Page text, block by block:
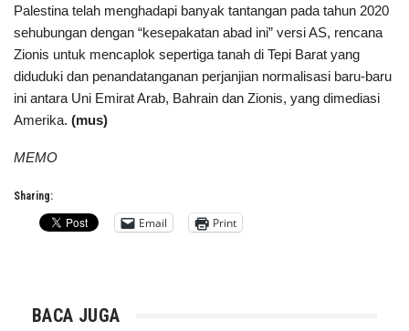
Palestina telah menghadapi banyak tantangan pada tahun 2020
sehubungan dengan “kesepakatan abad ini” versi AS, rencana
Zionis untuk mencaplok sepertiga tanah di Tepi Barat yang
diduduki dan penandatanganan perjanjian normalisasi baru-baru
ini antara Uni Emirat Arab, Bahrain dan Zionis, yang dimediasi
Amerika. (mus)
MEMO
Sharing:
Email Print
BACA JUGA